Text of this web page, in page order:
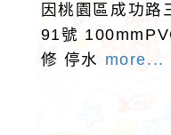
因桃園區成功路
91號
修 停水 more...